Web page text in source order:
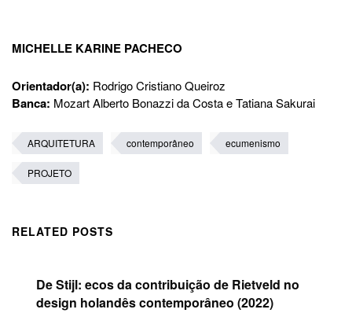
MICHELLE KARINE PACHECO
Orientador(a): Rodrigo Cristiano Queiroz
Banca: Mozart Alberto Bonazzi da Costa e Tatiana Sakurai
ARQUITETURA contemporâneo ecumenismo
PROJETO
RELATED POSTS
De Stijl: ecos da contribuição de Rietveld no
design holandês contemporâneo (2022)